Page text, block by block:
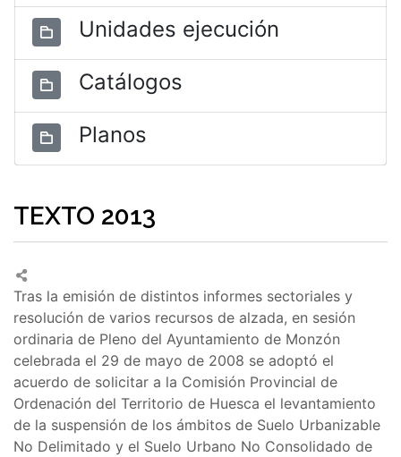
Unidades ejecución
Catálogos
Planos
TEXTO 2013
Tras la emisión de distintos informes sectoriales y
resolución de varios recursos de alzada, en sesión
ordinaria de Pleno del Ayuntamiento de Monzón
celebrada el 29 de mayo de 2008 se adoptó el
acuerdo de solicitar a la Comisión Provincial de
Ordenación del Territorio de Huesca el levantamiento
de la suspensión de los ámbitos de Suelo Urbanizable
No Delimitado y el Suelo Urbano No Consolidado de